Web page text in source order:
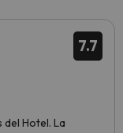
7.7
Hotel. La